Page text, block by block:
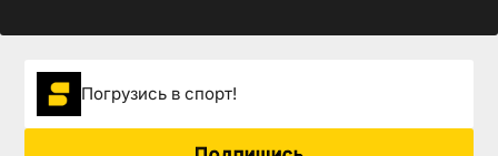
Погрузиcь в спорт!